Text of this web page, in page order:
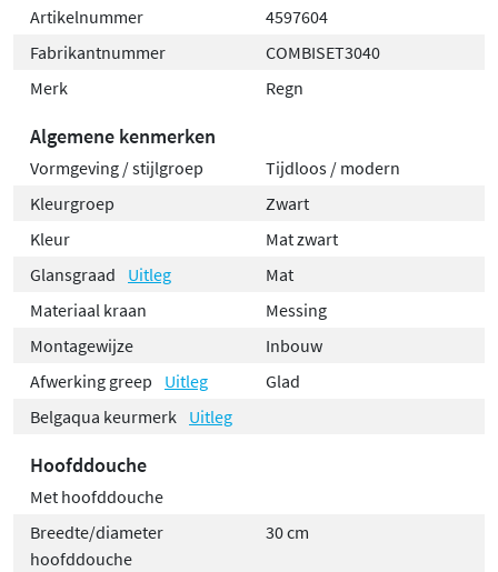
Artikelnummer
4597604
Fabrikantnummer
COMBISET3040
Merk
Regn
Algemene kenmerken
Vormgeving / stijlgroep
Tijdloos / modern
Kleurgroep
Zwart
Kleur
Mat zwart
Glansgraad
Uitleg
Mat
Materiaal kraan
Messing
Montagewijze
Inbouw
Afwerking greep
Uitleg
Glad
Belgaqua keurmerk Uitleg
Hoofddouche
Met hoofddouche
Breedte/diameter
hoofddouche
30 cm